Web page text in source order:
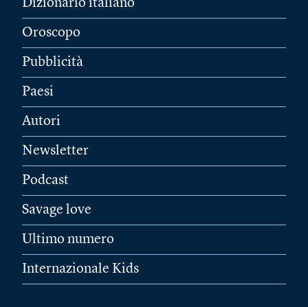
Dizionario italiano
Oroscopo
Pubblicità
Paesi
Autori
Newsletter
Podcast
Savage love
Ultimo numero
Internazionale Kids